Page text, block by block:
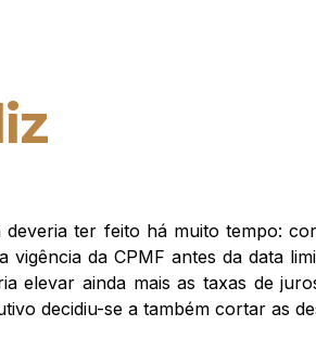
ter feito há muito tempo:
da CPMF antes da data
elevar ainda mais as taxas de
decidiu-se a também cortar as